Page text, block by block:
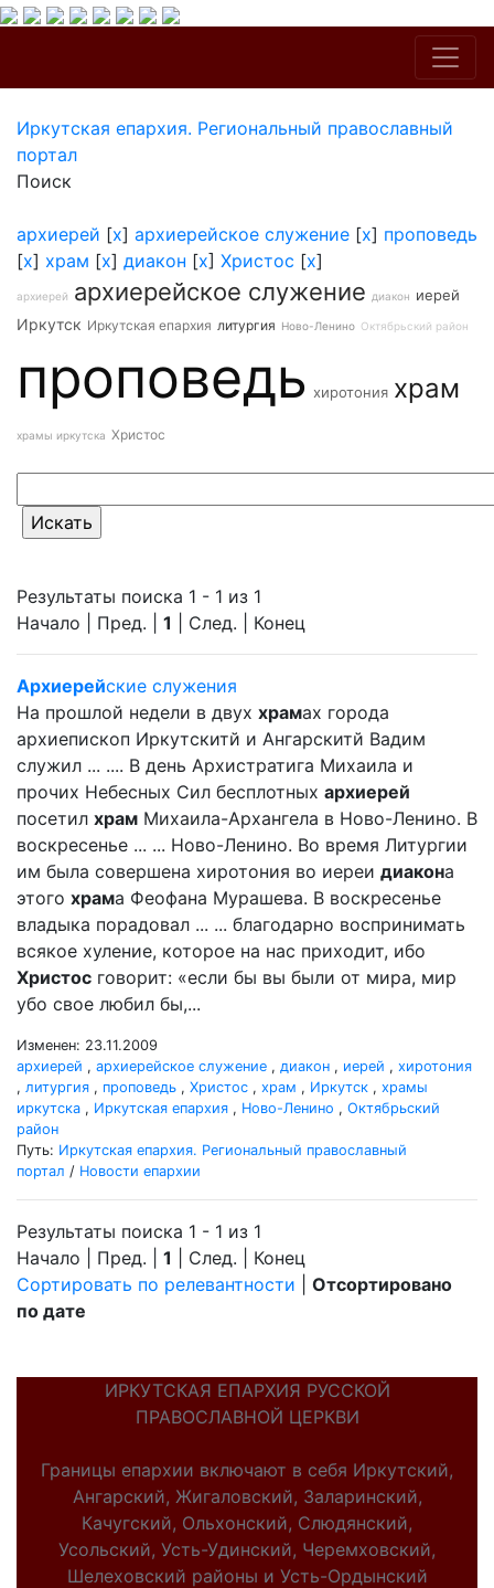
Иркутская епархия. Региональный православный
портал
Поиск
архиерей [x] архиерейское служение [x] проповедь
[x] храм [x] диакон [x] Христос [x]
архиерей архиерейское служение диакон иерей
Иркутск Иркутская епархия литургия Ново-Ленино Октябрьский район
проповедь хиротония храм
храмы иркутска Христос
Результаты поиска 1 - 1 из 1
Начало | Пред. | 1 | След. | Конец
Архиерейские служения
На прошлой недели в двух храмах города
архиепископ Иркутскитй и Ангарскитй Вадим
служил ... .... В день Архистратига Михаила и
прочих Небесных Сил бесплотных архиерей
посетил храм Михаила-Архангела в Ново-Ленино. В
воскресенье ... ... Ново-Ленино. Во время Литургии
им была совершена хиротония во иереи диакона
этого храма Феофана Мурашева. В воскресенье
владыка порадовал ... ... благодарно воспринимать
всякое хуление, которое на нас приходит, ибо
Христос говорит: «если бы вы были от мира, мир
убо свое любил бы,...
Изменен: 23.11.2009
архиерей , архиерейское служение , диакон , иерей , хиротония
, литургия , проповедь , Христос , храм , Иркутск , храмы
иркутска , Иркутская епархия , Ново-Ленино , Октябрьский
район
Путь: Иркутская епархия. Региональный православный
портал / Новости епархии
Результаты поиска 1 - 1 из 1
Начало | Пред. | 1 | След. | Конец
Сортировать по релевантности
Отсортировано
по дате
ИРКУТСКАЯ ЕПАРХИЯ РУССКОЙ
ПРАВОСЛАВНОЙ ЦЕРКВИ
Границы епархии включают в себя Иркутский,
Ангарский, Жигаловский, Заларинский,
Качугский, Ольхонский, Слюдянский,
Усольский, Усть-Удинский, Черемховский,
Шелеховский районы и Усть-Ордынский